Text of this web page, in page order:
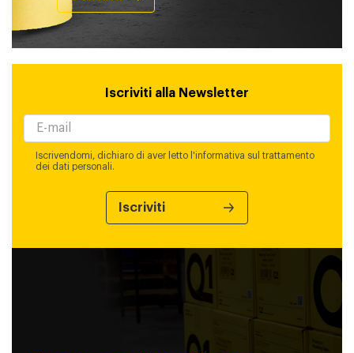
Iscriviti alla Newsletter
Iscrivendomi, dichiaro di aver letto l'informativa sul trattamento
dei dati personali.